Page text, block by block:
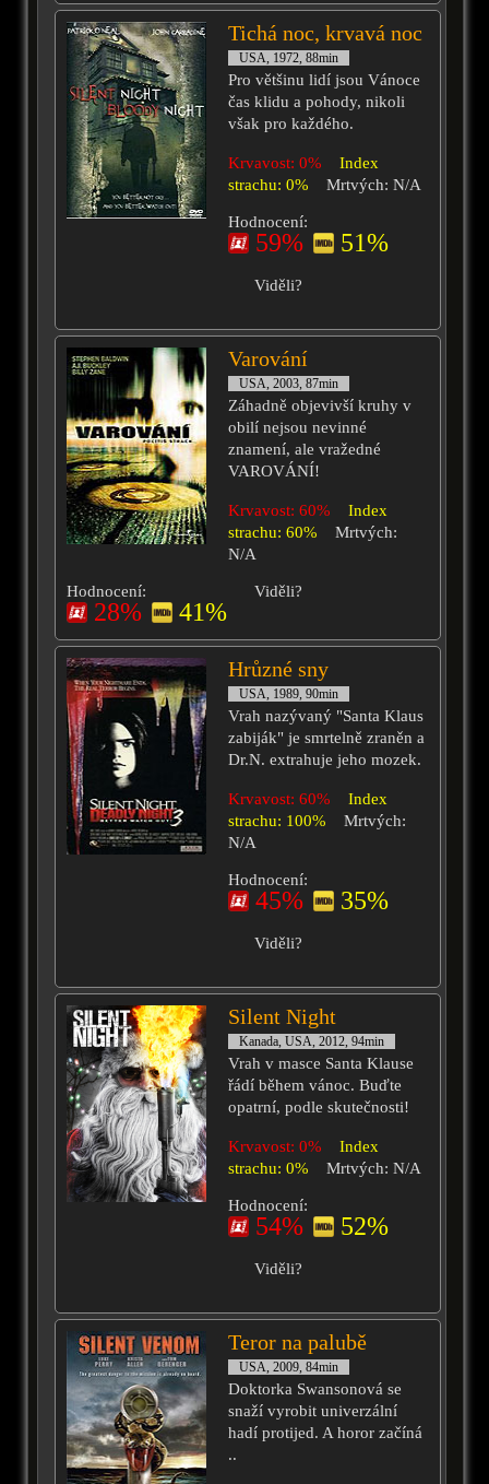
Tichá noc, krvavá noc
USA, 1972, 88min
Pro většinu lidí jsou Vánoce
čas klidu a pohody, nikoli
však pro každého.
Krvavost: 0%
Index
strachu: 0%
Mrtvých: N/A
Hodnocení:
59% 51%
Viděli?
Varování
USA, 2003, 87min
Záhadně objevivší kruhy v
obilí nejsou nevinné
znamení, ale vražedné
VAROVÁNÍ!
Krvavost: 60%
Index
strachu: 60%
Mrtvých:
N/A
Hodnocení:
28% 41%
Viděli?
Hrůzné sny
USA, 1989, 90min
Vrah nazývaný "Santa Klaus
zabiják" je smrtelně zraněn a
Dr.N. extrahuje jeho mozek.
Krvavost: 60%
Index
strachu: 100%
Mrtvých:
N/A
Hodnocení:
45% 35%
Viděli?
Silent Night
Kanada, USA, 2012, 94min
Vrah v masce Santa Klause
řádí během vánoc. Buďte
opatrní, podle skutečnosti!
Krvavost: 0%
Index
strachu: 0%
Mrtvých: N/A
Hodnocení:
54% 52%
Viděli?
Teror na palubě
USA, 2009, 84min
Doktorka Swansonová se
snaží vyrobit univerzální
hadí protijed. A horor začíná
..